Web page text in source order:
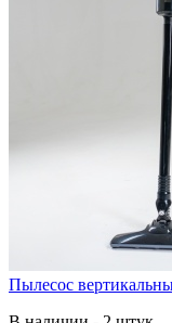
Пылесос